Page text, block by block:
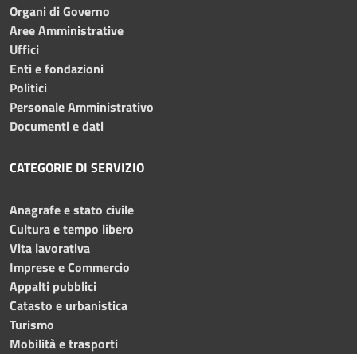
Organi di Governo
Aree Amministrative
Uffici
Enti e fondazioni
Politici
Personale Amministrativo
Documenti e dati
CATEGORIE DI SERVIZIO
Anagrafe e stato civile
Cultura e tempo libero
Vita lavorativa
Imprese e Commercio
Appalti pubblici
Catasto e urbanistica
Turismo
Mobilità e trasporti